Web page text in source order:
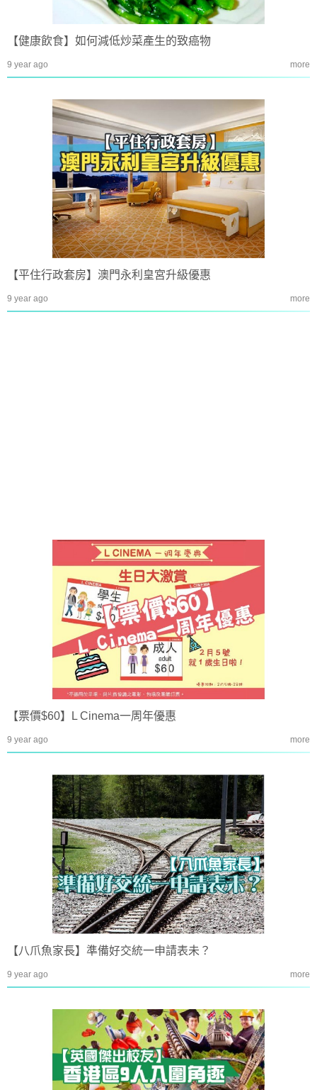
【健康飲食】如何減低炒菜產生的致癌物
9 year ago more
【平住行政套房】澳門永利皇宮升級優惠
9 year ago more
【票價$60】L Cinema一周年優惠
9 year ago more
【八爪魚家長】準備好交統一申請表未？
9 year ago more